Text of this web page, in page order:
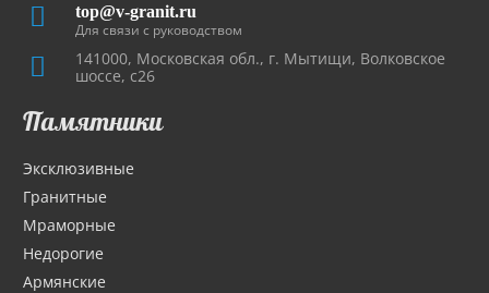
top@v-granit.ru
Для связи с руководством
141000, Московская обл., г. Мытищи, Волковское
шоссе, с26
Памятники
Эксклюзивные
Гранитные
Мраморные
Недорогие
Армянские